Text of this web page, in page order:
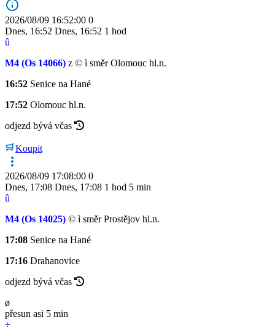
2026/08/09 16:52:00 0
Dnes, 16:52 Dnes, 16:52 1 hod
û
M4 (Os 14066) z © ì směr Olomouc hl.n.
16:52 Senice na Hané
17:52 Olomouc hl.n.
odjezd bývá včas
Koupit
2026/08/09 17:08:00 0
Dnes, 17:08 Dnes, 17:08 1 hod 5 min
û
M4 (Os 14025) © ì směr Prostějov hl.n.
17:08 Senice na Hané
17:16 Drahanovice
odjezd bývá včas
ø
přesun asi 5 min
÷